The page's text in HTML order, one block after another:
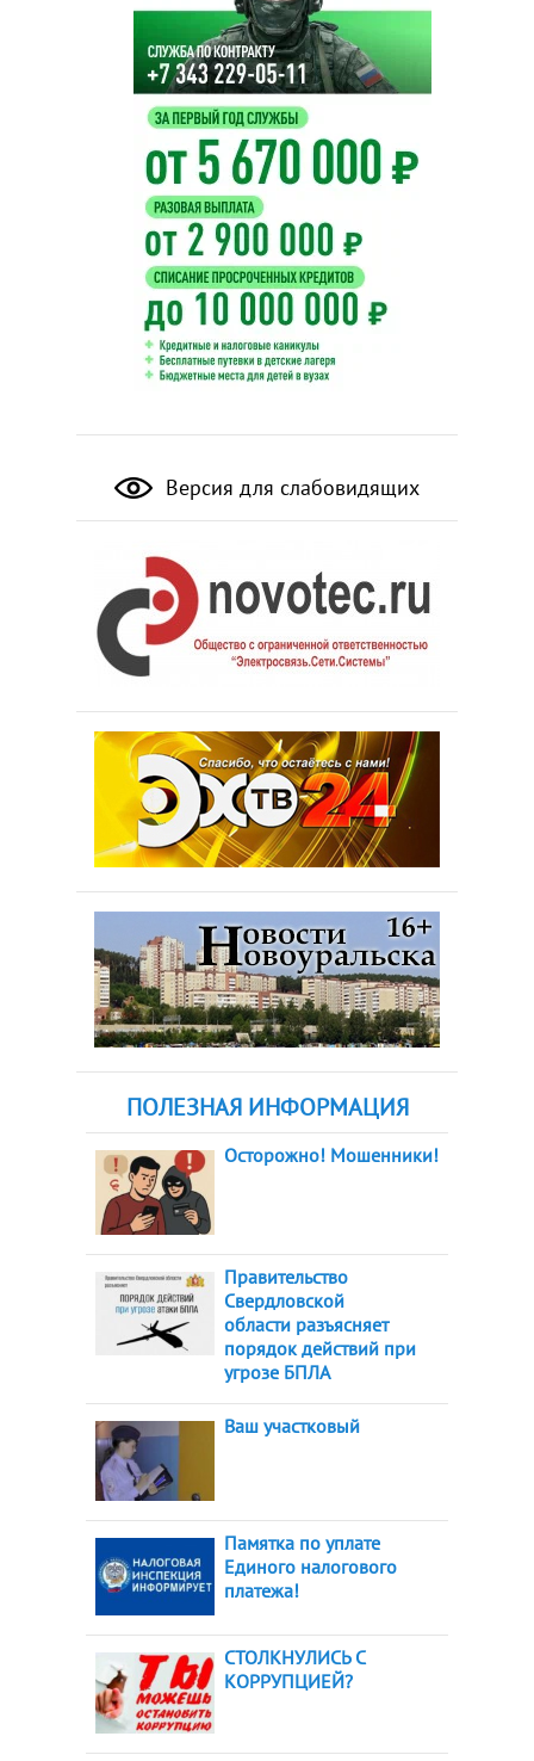
Версия для слабовидящих
ПОЛЕЗНАЯ ИНФОРМАЦИЯ
Осторожно! Мошенники!
Правительство
Свердловской
области разъясняет
порядок действий при
угрозе БПЛА
Ваш участковый
Памятка по уплате
Единого налогового
платежа!
СТОЛКНУЛИСЬ С
КОРРУПЦИЕЙ?